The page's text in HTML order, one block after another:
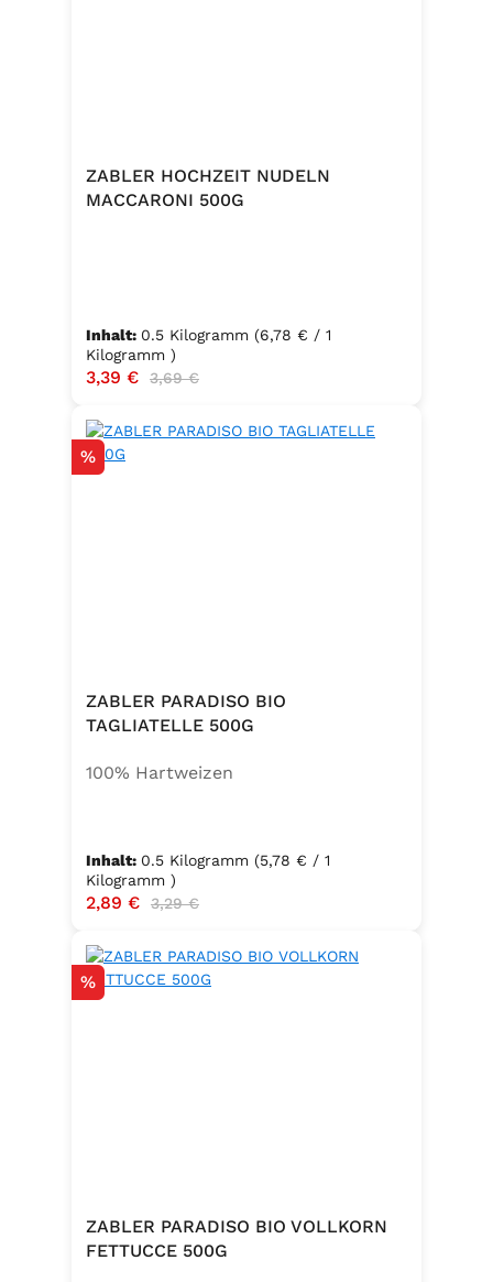
ZABLER HOCHZEIT NUDELN
MACCARONI 500G
Inhalt: 0.5 Kilogramm (6,78 € / 1
Kilogramm )
Verkaufspreis:
3,39 € Regulärer Preis:
3,69 €
Rabatt
%
ZABLER PARADISO BIO
TAGLIATELLE 500G
100% Hartweizen
Inhalt: 0.5 Kilogramm (5,78 € / 1
Kilogramm )
Verkaufspreis:
2,89 € Regulärer Preis:
3,29 €
Rabatt
%
ZABLER PARADISO BIO VOLLKORN
FETTUCCE 500G